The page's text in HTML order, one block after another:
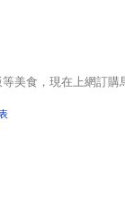
美食，現在上網訂購